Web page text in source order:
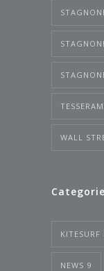
WALL
Categorie
KITESURF
NEWS 9